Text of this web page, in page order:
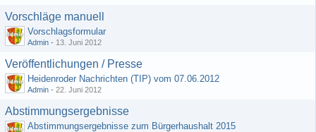
Vorschläge manuell
Vorschlagsformular
Admin - 13. Juni 2012
Veröffentlichungen / Presse
Heidenroder Nachrichten (TIP) vom 07.06.2012
Admin - 22. Juni 2012
Abstimmungsergebnisse
Abstimmungsergebnisse zum Bürgerhaushalt 2015